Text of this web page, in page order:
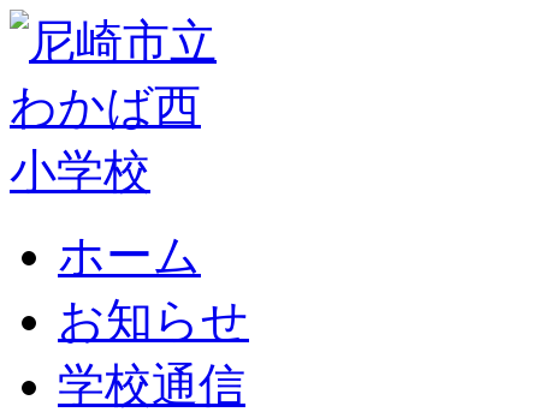
ホーム
お知らせ
学校通信